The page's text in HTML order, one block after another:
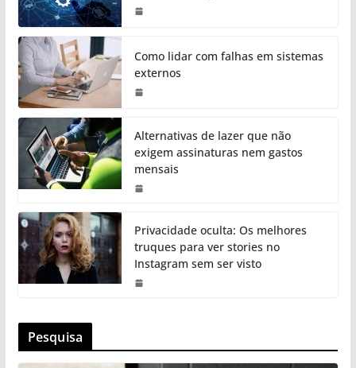
Como lidar com falhas em sistemas
externos
Alternativas de lazer que não
exigem assinaturas nem gastos
mensais
Privacidade oculta: Os melhores
truques para ver stories no
Instagram sem ser visto
Pesquisa